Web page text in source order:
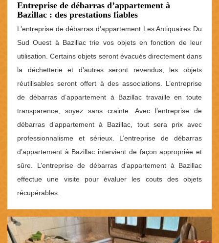
Entreprise de débarras d’appartement à
Bazillac : des prestations fiables
L’entreprise de débarras d’appartement Les Antiquaires Du
Sud Ouest à Bazillac trie vos objets en fonction de leur
utilisation. Certains objets seront évacués directement dans
la déchetterie et d’autres seront revendus, les objets
réutilisables seront offert à des associations. L’entreprise
de débarras d’appartement à Bazillac travaille en toute
transparence, soyez sans crainte. Avec l’entreprise de
débarras d’appartement à Bazillac, tout sera prix avec
professionnalisme et sérieux. L’entreprise de débarras
d’appartement à Bazillac intervient de façon appropriée et
sûre. L’entreprise de débarras d’appartement à Bazillac
effectue une visite pour évaluer les couts des objets
récupérables.